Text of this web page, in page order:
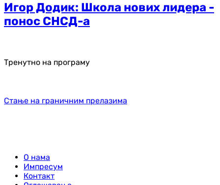
Игор Додик: Школа нових лидера -
понос СНСД-а
Тренутно на програму
Стање на граничним прелазима
О нама
Импресум
Контакт